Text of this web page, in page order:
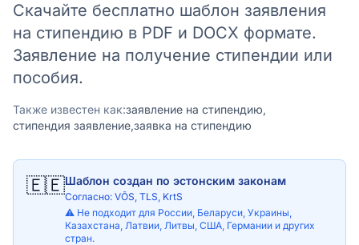
Скачайте бесплатно шаблон заявления
на стипендию в PDF и DOCX формате.
Заявление на получение стипендии или
пособия.
Также известен как:заявление на стипендию,
стипендия заявление,заявка на стипендию
🇪🇪Шаблон создан по эстонским законам
Согласно: VÕS, TLS, KrtS
⚠️ Не подходит для России, Беларуси, Украины,
Казахстана, Латвии, Литвы, США, Германии и других
стран.